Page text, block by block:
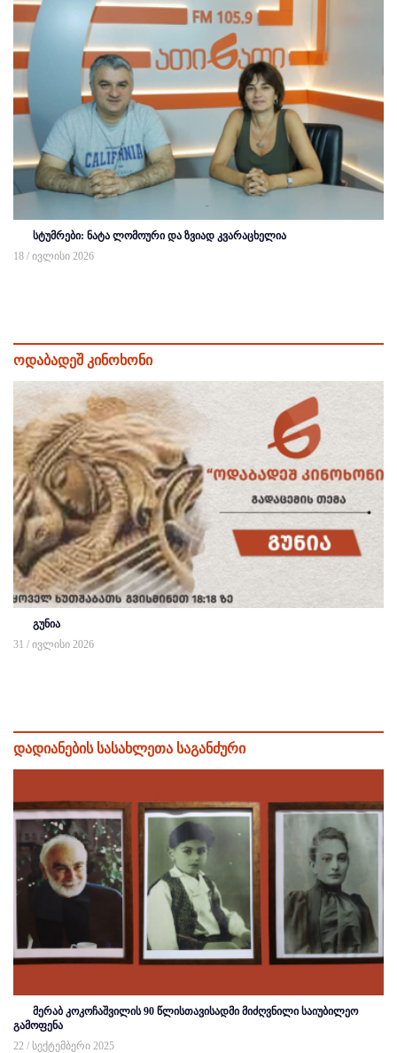
სტუმრები: ნატა ლომოური და ზვიად კვარაცხელია
18 / ივლისი 2026
ოდაბადეშ კინოხონი
გუნია
31 / ივლისი 2026
დადიანების სასახლეთა საგანძური
მერაბ კოკოჩაშვილის 90 წლისთავისადმი მიძღვნილი საიუბილეო
გამოფენა
22 / სექტემბერი 2025